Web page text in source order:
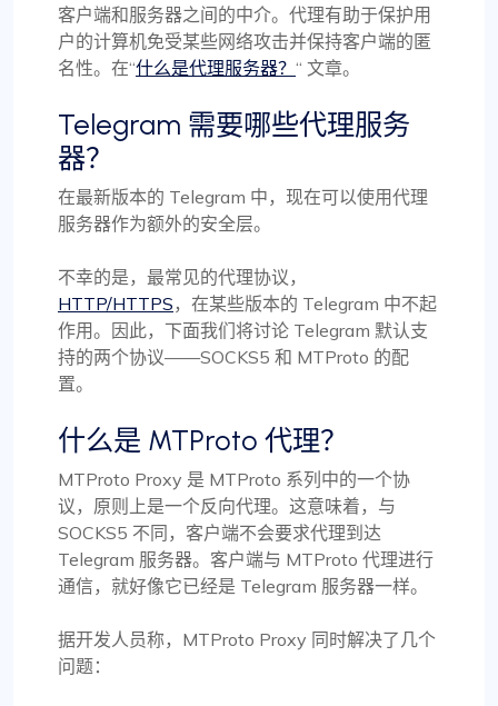
客户端和服务器之间的中介。代理有助于保护用
户的计算机免受某些网络攻击并保持客户端的匿
名性。在“什么是代理服务器？ “ 文章。
Telegram 需要哪些代理服务
器？
在最新版本的 Telegram 中，现在可以使用代理
服务器作为额外的安全层。
不幸的是，最常见的代理协议，
HTTP/HTTPS ，在某些版本的 Telegram 中不起
作用。因此，下面我们将讨论 Telegram 默认支
持的两个协议——SOCKS5 和 MTProto 的配
置。
什么是 MTProto 代理？
MTProto Proxy 是 MTProto 系列中的一个协
议，原则上是一个反向代理。这意味着，与
SOCKS5 不同，客户端不会要求代理到达
Telegram 服务器。客户端与 MTProto 代理进行
通信，就好像它已经是 Telegram 服务器一样。
据开发人员称，MTProto Proxy 同时解决了几个
问题：